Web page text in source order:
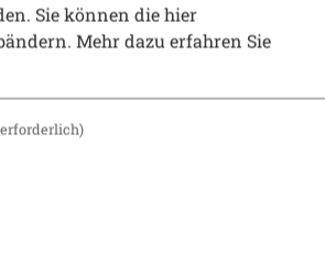
Sie können die hier
Mehr dazu erfahren Sie